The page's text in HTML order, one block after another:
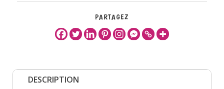
PARTAGEZ
DESCRIPTION